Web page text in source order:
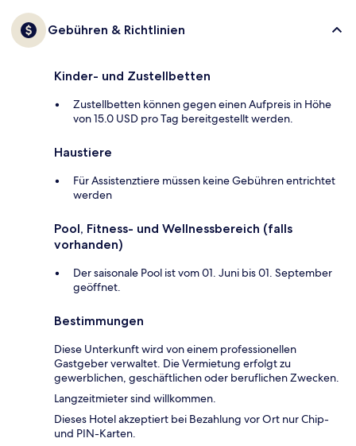
Gebühren & Richtlinien
Kinder- und Zustellbetten
Zustellbetten können gegen einen Aufpreis in Höhe
von 15.0 USD pro Tag bereitgestellt werden.
Haustiere
Für Assistenztiere müssen keine Gebühren entrichtet
werden
Pool, Fitness- und Wellnessbereich (falls
vorhanden)
Der saisonale Pool ist vom 01. Juni bis 01. September
geöffnet.
Bestimmungen
Diese Unterkunft wird von einem professionellen
Gastgeber verwaltet. Die Vermietung erfolgt zu
gewerblichen, geschäftlichen oder beruflichen Zwecken.
Langzeitmieter sind willkommen.
Dieses Hotel akzeptiert bei Bezahlung vor Ort nur Chip-
und PIN-Karten.